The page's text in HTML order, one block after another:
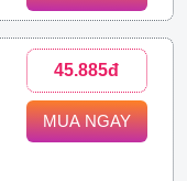
45.885đ
MUA NGAY